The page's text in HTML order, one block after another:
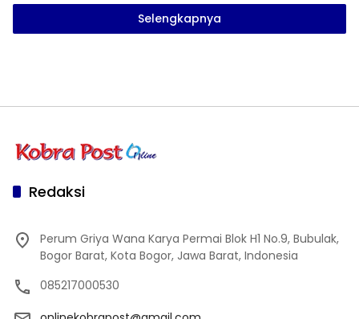
Selengkapnya
Redaksi
Perum Griya Wana Karya Permai Blok H1 No.9, Bubulak,
Bogor Barat, Kota Bogor, Jawa Barat, Indonesia
085217000530